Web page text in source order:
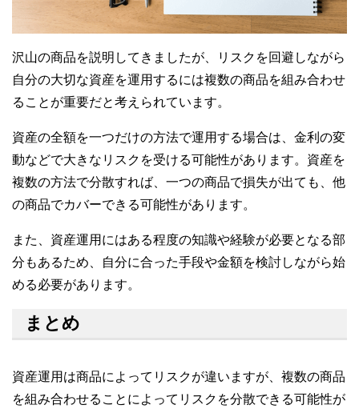
沢山の商品を説明してきましたが、リスクを回避しながら
自分の大切な資産を運用するには複数の商品を組み合わせ
ることが重要だと考えられています。
資産の全額を一つだけの方法で運用する場合は、金利の変
動などで大きなリスクを受ける可能性があります。資産を
複数の方法で分散すれば、一つの商品で損失が出ても、他
の商品でカバーできる可能性があります。
また、資産運用にはある程度の知識や経験が必要となる部
分もあるため、自分に合った手段や金額を検討しながら始
める必要があります。
まとめ
資産運用は商品によってリスクが違いますが、複数の商品
を組み合わせることによってリスクを分散できる可能性が